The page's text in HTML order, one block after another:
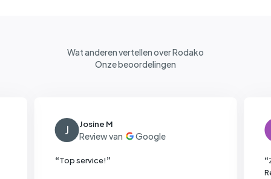
Wat anderen vertellen over Rodako
Onze beoordelingen
Josine M
J
“Top service!” “